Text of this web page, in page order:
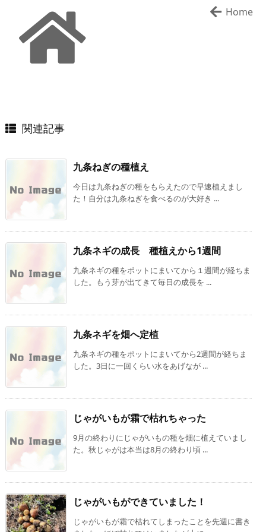
Home
関連記事
九条ねぎの種植え
今日は九条ねぎの種をもらえたので早速植えまし
た！自分は九条ねぎを食べるのが大好き ...
九条ネギの成長 種植えから1週間
九条ネギの種をポットにまいてから１週間が経ちま
した。もう芽が出てきて毎日の成長を ...
九条ネギを畑へ定植
九条ネギの種をポットにまいてから2週間が経ちま
した。3日に一回くらい水をあげなが ...
じゃがいもが霜で枯れちゃった
9月の終わりにじゃがいもの種を畑に植えていまし
た。秋じゃがは本当は8月の終わり頃 ...
じゃがいもができていました！
じゃがいもが霜で枯れてしまったことを先週に書き